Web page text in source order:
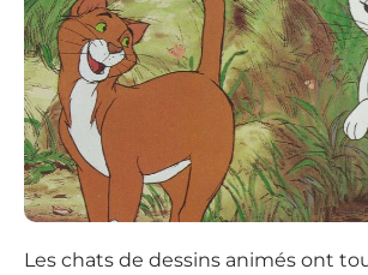
Les chats de dessins animés ont